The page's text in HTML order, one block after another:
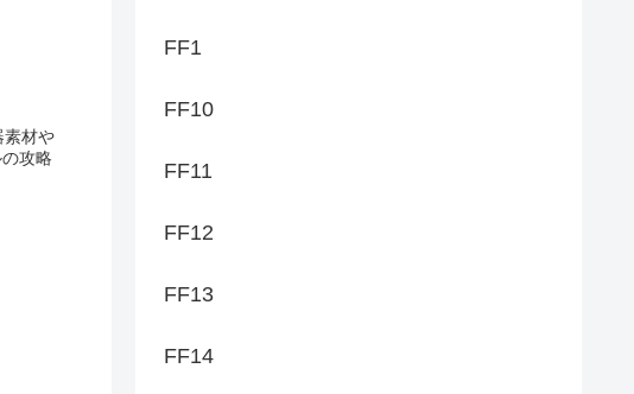
FF1
FF10
FF11
FF12
FF13
FF14